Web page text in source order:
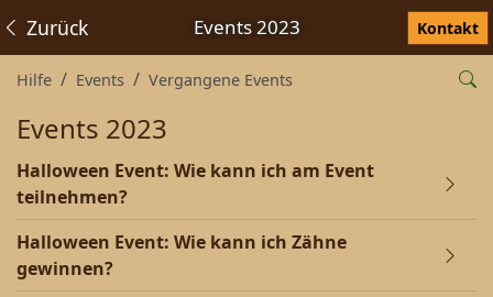
Events 2023
Zurück Kontakt
Hilfe Events Vergangene Events
Events 2023
Halloween Event: Wie kann ich am Event
teilnehmen?
Halloween Event: Wie kann ich Zähne
gewinnen?